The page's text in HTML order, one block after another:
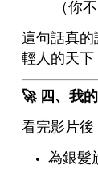
（你
這句話真
輕人的天下
🚀 四、我
看完影片後
為銀髮